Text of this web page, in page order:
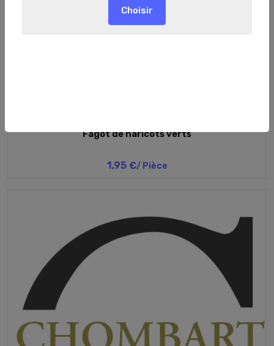
Fagot de haricots verts
1,95 €/ Pièce